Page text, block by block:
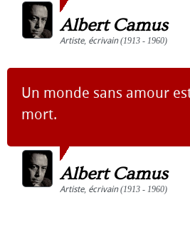
Albert Camus
Artiste, écrivain(1913 - 1960)
Un monde sans amour
mort.
Albert Camus
Artiste, écrivain(1913 - 1960)